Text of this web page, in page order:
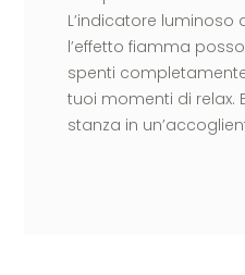
L’indicatore luminoso
l’effetto fiamma
spenti
tuoi momenti di relax.
stanza in